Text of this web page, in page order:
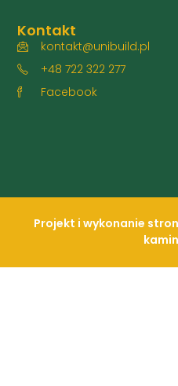
Kontakt
kontakt@unibuild.pl
+48 722 322 277
Facebook
Projekt i wykonanie